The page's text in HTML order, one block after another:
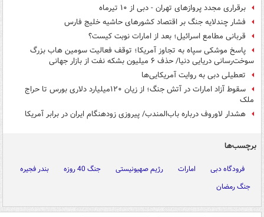
برقراری مجدد پروازهای تهران - دبی از ۱۰ تیرماه
فشار چندلایه جنگ بر اقتصاد کشورهای حاشیه خلیج فارس
قربانی مطامع اسرائیل؛ بعد از امارات نوبت کیست؟
پاسخ موشکی سپاه به تجاوز آمریکا؛ توقف فعالیت سومین هاب بزرگ
سوخت‌رسانی دریایی دنیا/ حذف ۶ میلیون بشکه نفت از بازار جهانی
تعطیلی دبی به روایت آمریکایی‌ها
سقوط آزاد امارات در آتش جنگ؛ از زیان ۱۲۰میلیارد دلاری بورس تا حراج
ملک
هشدار لاوروف درباره باب‌المندب/ پیروزی زودهنگام ایران در برابر آمریکا
برچسب‌ها
فرودگاه دبی امارات رژیم صهیونیستی جنگ 40 روزه
بندر فجیره
جنگ رمضان